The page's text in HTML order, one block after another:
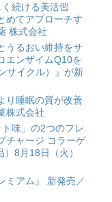
続ける美活習
めてアプローチす
株式会社
うるおい維持をサ
エンザイムQ10を
サイクル）』が新
り睡眠の質が改善
株式会社
味」の2つのフレ
チャージ コラーゲ
8月18日（火）
ミアム』 新発売／